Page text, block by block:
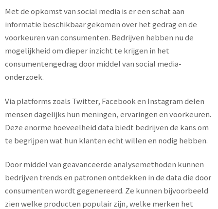
Met de opkomst van social media is er een schat aan
informatie beschikbaar gekomen over het gedrag en de
voorkeuren van consumenten. Bedrijven hebben nu de
mogelijkheid om dieper inzicht te krijgen in het
consumentengedrag door middel van social media-
onderzoek.
Via platforms zoals Twitter, Facebook en Instagram delen
mensen dagelijks hun meningen, ervaringen en voorkeuren.
Deze enorme hoeveelheid data biedt bedrijven de kans om
te begrijpen wat hun klanten echt willen en nodig hebben.
Door middel van geavanceerde analysemethoden kunnen
bedrijven trends en patronen ontdekken in de data die door
consumenten wordt gegenereerd. Ze kunnen bijvoorbeeld
zien welke producten populair zijn, welke merken het